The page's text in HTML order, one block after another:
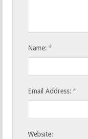
Name: *
Email Address: *
Website: